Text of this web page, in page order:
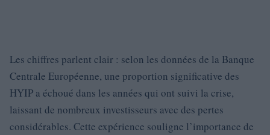
Les chiffres parlent clair : selon les données de la Banque
Centrale Européenne, une proportion significative des
HYIP a échoué dans les années qui ont suivi la crise,
laissant de nombreux investisseurs avec des pertes
considérables. Cette expérience souligne l’importance de